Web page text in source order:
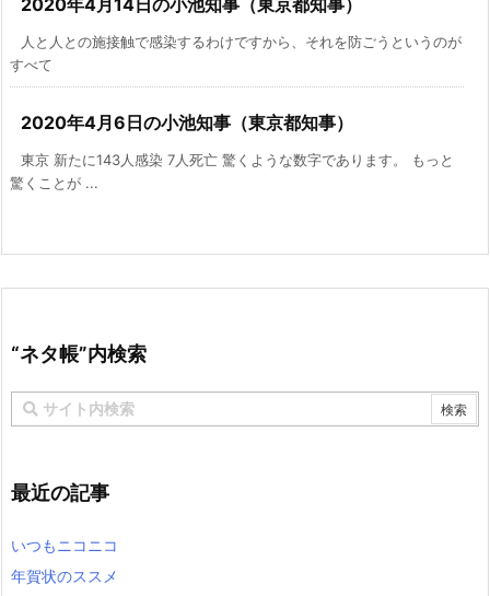
2020年4月14日の小池知事（東京都知事）
人と人との施接触で感染するわけですから、それを防ごうというのが
すべて
2020年4月6日の小池知事（東京都知事）
東京 新たに143人感染 7人死亡 驚くような数字であります。 もっと
驚くことが ...
“ネタ帳”内検索
最近の記事
いつもニコニコ
年賀状のススメ